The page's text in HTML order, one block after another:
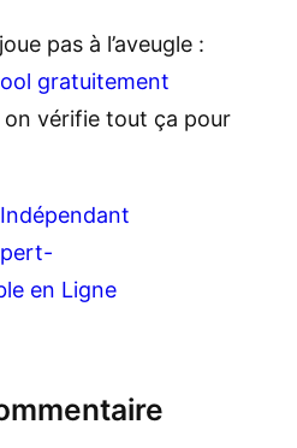
pas à l’aveugle :
gratuitement
vérifie tout ça pour
en Ligne